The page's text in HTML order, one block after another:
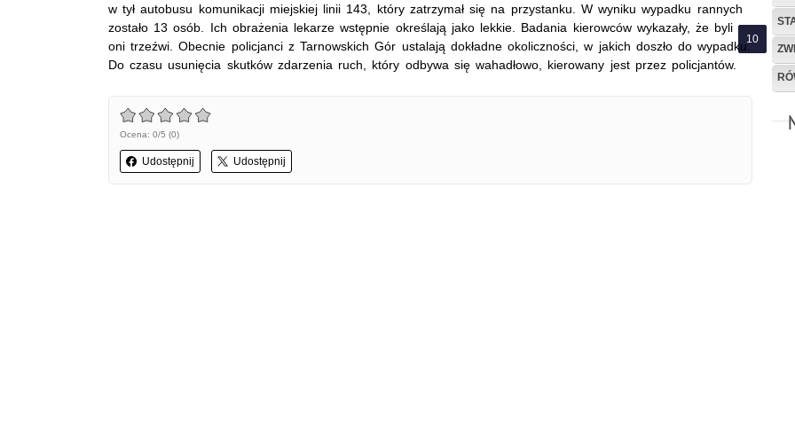
w tył autobusu komunikacji miejskiej linii 143, który zatrzymał się na przystanku. W wyniku wypadku rannych
zostało 13 osób. Ich obrażenia lekarze wstępnie określają jako lekkie. Badania kierowców wykazały, że byli
oni trzeźwi. Obecnie policjanci z Tarnowskich Gór ustalają dokładne okoliczności, w jakich doszło do wypadku.
Do czasu usunięcia skutków zdarzenia ruch, który odbywa się wahadłowo, kierowany jest przez policjantów.
Ocena: 0/5 (0)
Udostępnij Udostępnij